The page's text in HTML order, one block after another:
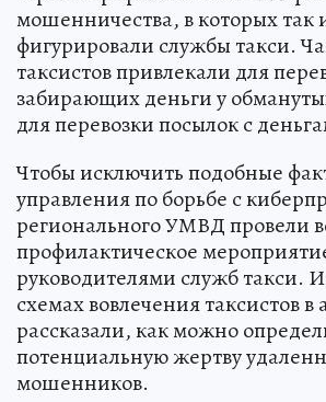
мошенничества, в которых так
фигурировали службы такси.
таксистов привлекали для
забирающих деньги у
для перевозки посылок с
Чтобы исключить подобные
управления по борьбе с
регионального УМВД провели
профилактическое
руководителями служб такси.
схемах вовлечения таксистов в
рассказали, как можно
потенциальную жертву
мошенников.